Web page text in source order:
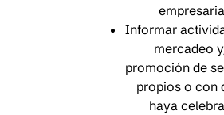
Informar
mercadeo
promoción de
propios o con
haya